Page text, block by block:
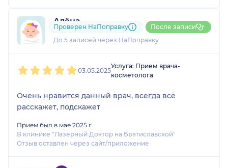
Алёна
1 отзыв
До 5 записей через НаПоправку
Проверен НаПоправку После записи
03.05.2025
Услуга: Прием врача-
косметолога
Очень нравится данный врач, всегда всё
расскажет, подскажет
Прием был в мае 2025 г.
В клинике "Лазерный Доктор на Братиславской"
Отзыв оставлен через сайт/приложение